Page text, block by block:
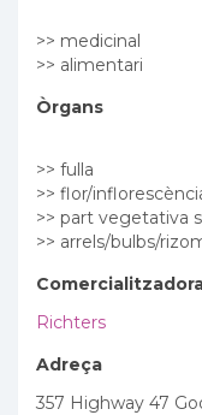
>> medicinal
>> alimentari
Òrgans
>> fulla
>> flor/
>> part vegetativa
>> arrels/bulbs/
Richters
Adreça
357 Highway 47